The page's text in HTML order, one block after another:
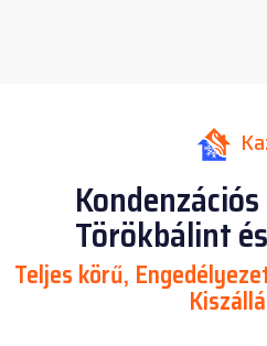
Törökbálint
Teljes körű,